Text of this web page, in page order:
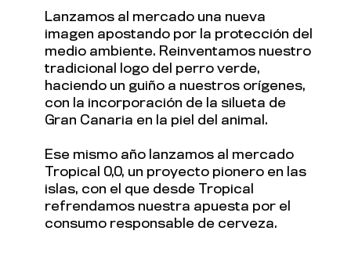
Lanzamos al mercado una nueva
imagen apostando por la protección del
medio ambiente. Reinventamos nuestro
tradicional logo del perro verde,
haciendo un guiño a nuestros orígenes,
con la incorporación de la silueta de
Gran Canaria en la piel del animal.
Ese mismo año lanzamos al mercado
Tropical 0,0, un proyecto pionero en las
islas, con el que desde Tropical
refrendamos nuestra apuesta por el
consumo responsable de cerveza.